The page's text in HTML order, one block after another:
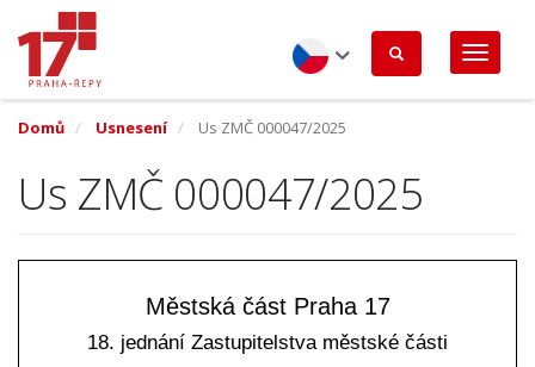
hlavnímu
obsahu
Czech
Domů
Usnesení Us ZMČ 000047/2025
Us ZMČ 000047/2025
Městská část Praha 17
18. jednání Zastupitelstva městské části